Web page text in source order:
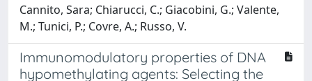
Cannito, Sara; Chiarucci, C.; Giacobini, G.; Valente,
M.; Tunici, P.; Covre, A.; Russo, V.
Immunomodulatory properties of DNA
hypomethylating agents: Selecting the